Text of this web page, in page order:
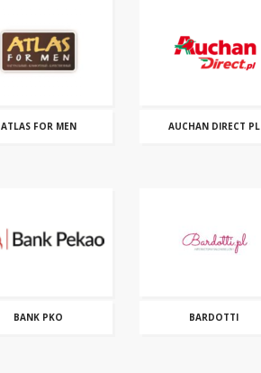
ATLAS FOR MEN AUCHAN DIRECT PL
BANK PKO BARDOTTI